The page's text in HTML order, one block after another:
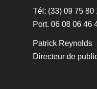
Tél: (33) 09 75 80
Port. 06 08 06 46
Patrick Reynolds
Directeur de